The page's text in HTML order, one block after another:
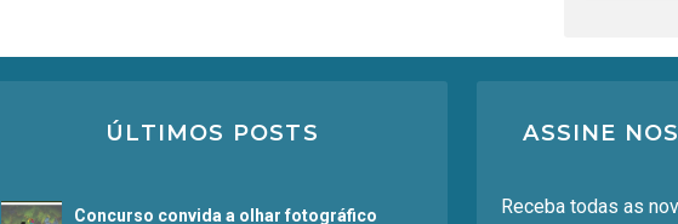
ÚLTIMOS POSTS
Concurso convida a olhar fotográfico
ASSINE
Receba todas as